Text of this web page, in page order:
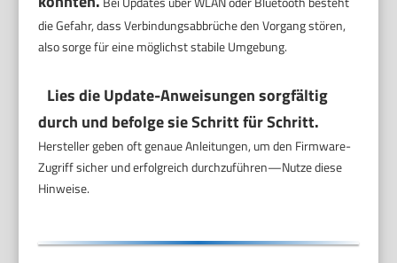
die Gefahr, dass Verbindungsabbrüche den Vorgang stören,
also sorge für eine möglichst stabile Umgebung.
Lies die Update-Anweisungen sorgfältig
durch und befolge sie Schritt für Schritt.
Hersteller geben oft genaue Anleitungen, um den Firmware-
Zugriff sicher und erfolgreich durchzuführen—Nutze diese
Hinweise.